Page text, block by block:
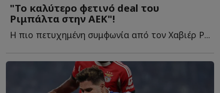
"Το καλύτερο φετινό deal του
Ριμπάλτα στην ΑΕΚ"!
Η πιο πετυχημένη συμφωνία από τον Χαβιέρ Ρ...